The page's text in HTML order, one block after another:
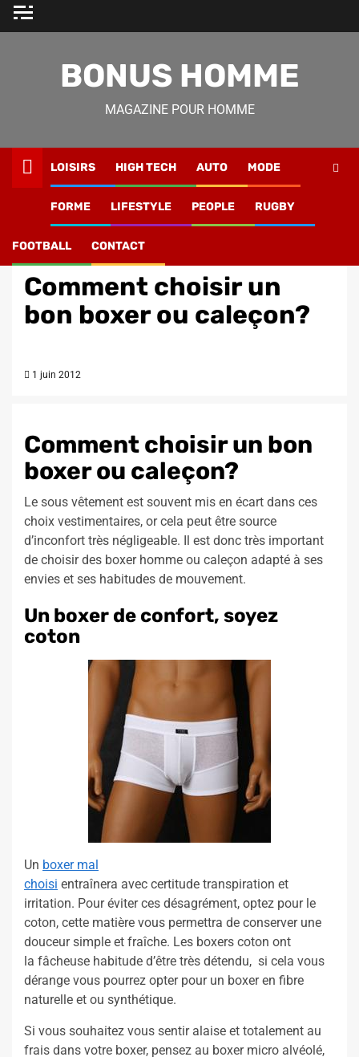
Skip
BONUS HOMME
MAGAZINE POUR HOMME
LOISIRS HIGH TECH AUTO MODE
FORME LIFESTYLE PEOPLE RUGBY
FOOTBALL CONTACT
ou caleçon?
Comment choisir un
bon boxer ou caleçon?
1 juin 2012
Comment choisir un bon
boxer ou caleçon?
Le sous vêtement est souvent mis en écart dans ces
choix vestimentaires, or cela peut être source
d’inconfort très négligeable. Il est donc très important
de choisir des boxer homme ou caleçon adapté à ses
envies et ses habitudes de mouvement.
Un boxer de confort, soyez
coton
Un boxer mal
choisi entraînera avec certitude transpiration et
irritation. Pour éviter ces désagrément, optez pour le
coton, cette matière vous permettra de conserver une
douceur simple et fraîche. Les boxers coton ont
la fâcheuse habitude d’être très détendu, si cela vous
dérange vous pourrez opter pour un boxer en fibre
naturelle et ou synthétique.
Si vous souhaitez vous sentir alaise et totalement au
frais dans votre boxer, pensez au boxer micro alvéolé,